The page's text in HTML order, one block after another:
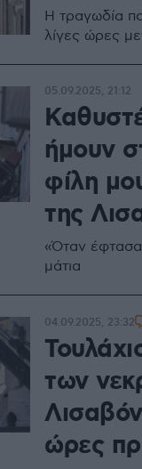
Η τραγωδία
λίγες ώρες
ήμουν
φίλη
της
«Όταν
μάτια
05.09.2025, 21:12
των
ώρες
04.09.2025, 23:32